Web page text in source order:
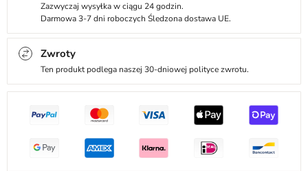
Zazwyczaj wysyłka w ciągu 24 godzin.
Darmowa 3-7 dni roboczych Śledzona dostawa UE.
Zwroty
Ten produkt podlega naszej 30-dniowej polityce zwrotu.